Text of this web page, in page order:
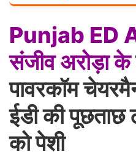
Punjab ED
संजीव अरोड़ाके
पावरकॉम
ईडी की
को पेशी